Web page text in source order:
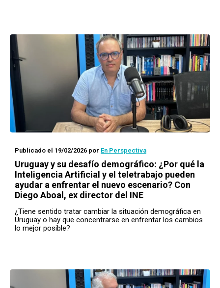
Publicado el 19/02/2026 por En Perspectiva
Uruguay y su desafío demográfico: ¿Por qué la
Inteligencia Artificial y el teletrabajo pueden
ayudar a enfrentar el nuevo escenario? Con
Diego Aboal, ex director del INE
¿Tiene sentido tratar cambiar la situación demográfica en
Uruguay o hay que concentrarse en enfrentar los cambios
lo mejor posible?